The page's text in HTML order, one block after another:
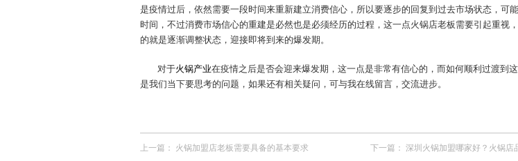
是疫情过后，依然需要一段时间来重新建立消费信心，所以要逐步的回复到过去市场状态，可
时间，不过消费市场信心的重建是必然也是必须经历的过程，这一点火锅店老板需要引起重视
的就是逐渐调整状态，迎接即将到来的爆发期。
对于火锅产业在疫情之后是否会迎来爆发期，这一点是非常有信心的，而如何顺利过渡到
是我们当下要思考的问题，如果还有相关疑问，可与我在线留言，交流进步。
上一篇： 火锅加盟店老板需要具备的基本要求 下一篇：深圳火锅加盟哪家好？火锅店